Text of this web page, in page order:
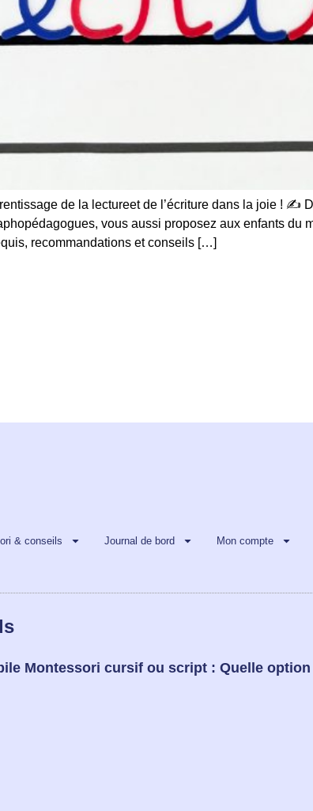
de la lectureet de l’écriture dans la joie ! ✍
vous aussi proposez aux enfants du
recommandations et conseils […]
& conseils Journal de bord Mon compte
Montessori cursif ou script : Quelle